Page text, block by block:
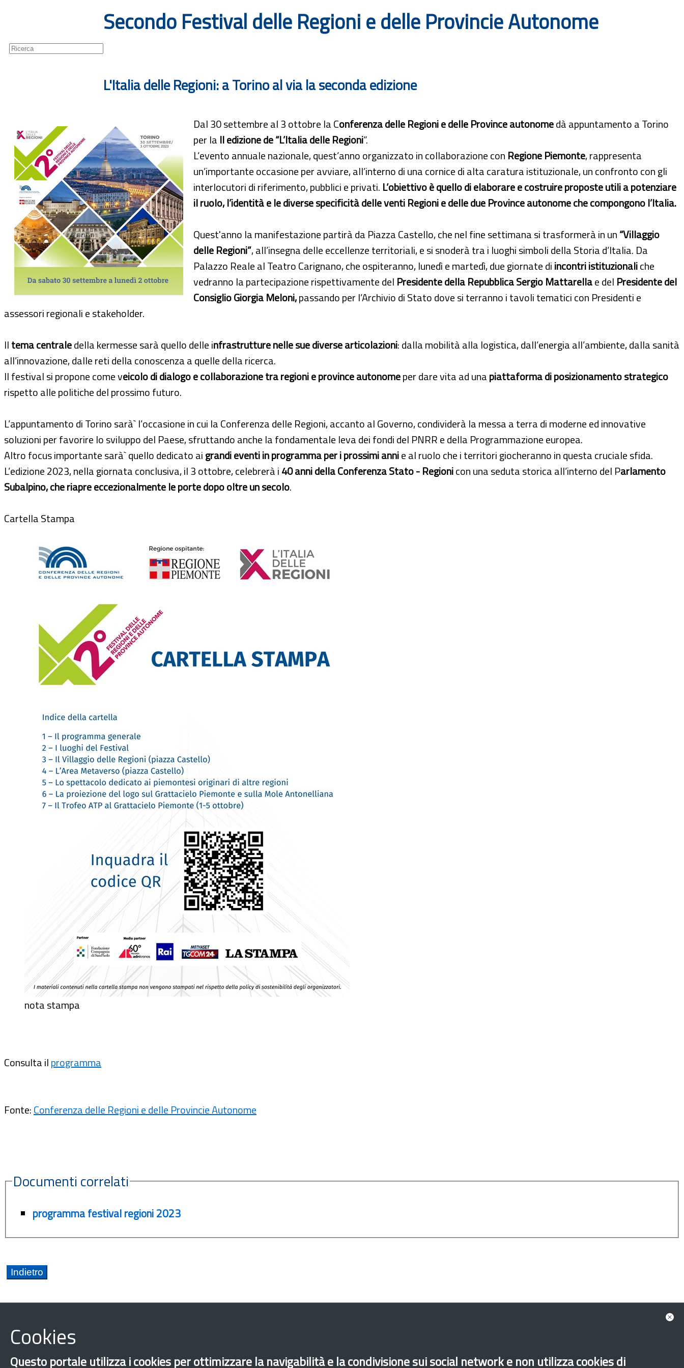
Secondo Festival delle Regioni e delle Provincie Autonome
L'Italia delle Regioni: a Torino al via la seconda edizione
Dal 30 settembre al 3 ottobre la Conferenza delle Regioni e delle Province autonomedà appuntamento a Torino
per la II edizione de “L’Italia delle Regioni”.
L’evento annuale nazionale, quest’anno organizzato in collaborazione con Regione Piemonte, rappresenta
un’importante occasione per avviare, all’interno di una cornice di alta caratura istituzionale, un confronto con gli
interlocutori di riferimento, pubblici e privati. L’obiettivo è quello di elaborare e costruire proposte utili a potenziare
il ruolo, l’identità e le diverse specificità delle venti Regioni e delle due Province autonome che compongono l’Italia.
Quest'anno la manifestazione partirà da Piazza Castello, che nel fine settimana si trasformerà in un“Villaggio
delle Regioni”, all’insegna delle eccellenze territoriali, e si snoderà tra i luoghi simboli della Storia d’Italia. Da
Palazzo Reale al Teatro Carignano, che ospiteranno, lunedì e martedì, due giornate diincontri istituzionaliche
vedranno la partecipazione rispettivamente del Presidente della Repubblica Sergio Mattarellae del Presidente del
Consiglio Giorgia Meloni,passando per l’Archivio di Stato dove si terranno i tavoli tematici con Presidenti e
assessori regionali e stakeholder.
Iltema centraledella kermesse sarà quello delle infrastrutture nelle sue diverse articolazioni: dalla mobilità alla logistica, dall’energia all’ambiente, dalla sanità
all’innovazione, dalle reti della conoscenza a quelle della ricerca.
Il festival si propone come veicolo di dialogo e collaborazione tra regioni e province autonomeper dare vita ad unapiattaforma di posizionamento strategico
rispetto alle politiche del prossimo futuro.
L’appuntamento di Torino sarà` l’occasione in cui la Conferenza delle Regioni, accanto al Governo, condividerà la messa a terra di moderne ed innovative
soluzioni per favorire lo sviluppo del Paese, sfruttando anche la fondamentale leva dei fondi del PNRR e della Programmazione europea.
Altro focus importante sarà` quello dedicato aigrandi eventi in programma per i prossimi annie al ruolo che i territori giocheranno in questa cruciale sfida.
L’edizione 2023, nella giornata conclusiva, il 3 ottobre, celebrerà i40 anni della Conferenza Stato - Regionicon una seduta storica all’interno del Parlamento
Subalpino, che riapre eccezionalmente le porte dopo oltre un secolo.
Cartella Stampa
nota stampa
Consulta ilprogramma
Fonte:Conferenza delle Regioni e delle Provincie Autonome
Documenti correlati
programma festival regioni 2023
Cookies
Questo portale utilizza i cookies per ottimizzare la navigabilità e la condivisione sui social network e non utilizza cookies di